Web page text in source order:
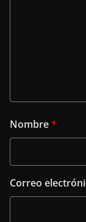
Nombre*
Correo